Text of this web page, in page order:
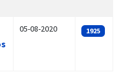
05-08-2020 1925